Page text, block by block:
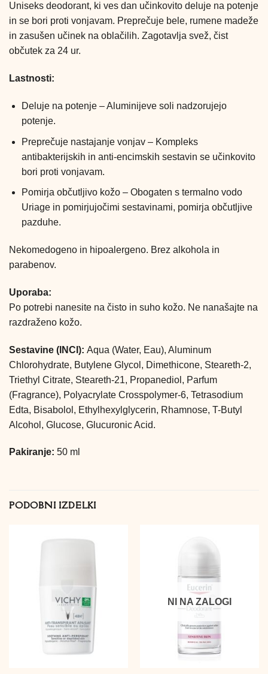
Uniseks deodorant, ki ves dan učinkovito deluje na potenje
in se bori proti vonjavam. Preprečuje bele, rumene madeže
in zasušen učinek na oblačilih. Zagotavlja svež, čist
občutek za 24 ur.
Lastnosti:
Deluje na potenje – Aluminijeve soli nadzorujejo
potenje.
Preprečuje nastajanje vonjav – Kompleks
antibakterijskih in anti-encimskih sestavin se učinkovito
bori proti vonjavam.
Pomirja občutljivo kožo – Obogaten s termalno vodo
Uriage in pomirjujočimi sestavinami, pomirja občutljive
pazduhe.
Nekomedogeno in hipoalergeno. Brez alkohola in
parabenov.
Uporaba:
Po potrebi nanesite na čisto in suho kožo. Ne nanašajte na
razdraženo kožo.
Sestavine (INCI): Aqua (Water, Eau), Aluminum
Chlorohydrate, Butylene Glycol, Dimethicone, Steareth-2,
Triethyl Citrate, Steareth-21, Propanediol, Parfum
(Fragrance), Polyacrylate Crosspolymer-6, Tetrasodium
Edta, Bisabolol, Ethylhexylglycerin, Rhamnose, T-Butyl
Alcohol, Glucose, Glucuronic Acid.
Pakiranje: 50 ml
PODOBNI IZDELKI
NI NA ZALOGI